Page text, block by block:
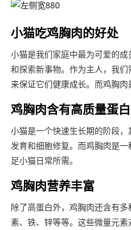
小猫吃鸡胸肉的好处
小猫是我们家庭中最为可爱的
和探索新事物。作为主人，我
来保证它们健康成长。而鸡胸肉
鸡胸肉含有高质量蛋
小猫是一个快速生长期的阶段
发育和细胞修复。而鸡胸肉是
足小猫日常所需。
鸡胸肉营养丰富
除了高蛋白外，鸡胸肉还含有
素、铁、锌等等。这些微量元